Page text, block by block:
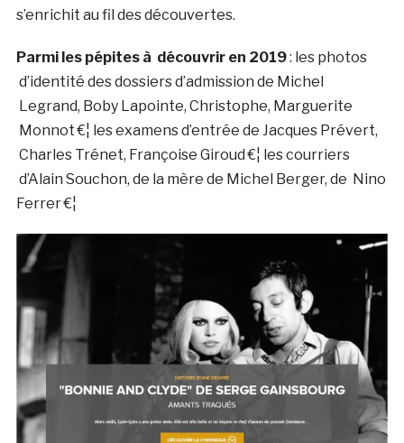
s’enrichit au fil des découvertes.
Parmi les pépites à découvrir en 2019: les photos
d’identité des dossiers d’admission de Michel
Legrand, Boby Lapointe, Christophe, Marguerite
Monnot €¦ les examens d’entrée de Jacques Prévert,
Charles Trénet, Françoise Giroud €¦ les courriers
d’Alain Souchon, de la mère de Michel Berger, de Nino
Ferrer €¦